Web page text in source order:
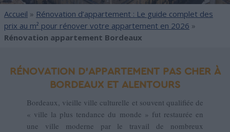
Accueil » Rénovation d’appartement : Le guide complet des
prix au m² pour rénover votre appartement en 2026 »
Rénovation appartement Bordeaux
RÉNOVATION D'APPARTEMENT PAS CHER À
BORDEAUX ET ALENTOURS
Bordeaux, vieille ville culturelle et souvent qualifiée de
« ville la plus tendance du monde » fut restaurée en
une ville moderne par le travail de nombreux